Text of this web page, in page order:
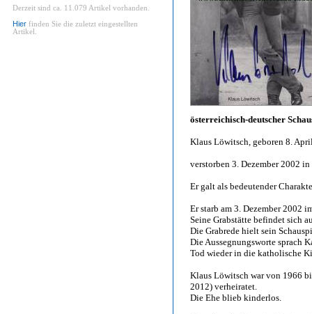
Derzeit sind ca. 11.079 Artikel vorhanden.
Hier finden Sie die zuletzt eingestellten
Artikel.
österreichisch-deutscher
Klaus Löwitsch, geboren 8.
verstorben 3. Dezember 2002
Er galt als bedeutender
Er starb am 3. Dezember 2002
Seine Grabstätte befindet sich
Die Grabrede hielt sein
Die Aussegnungsworte sprach
Tod wieder in die katholische
Klaus Löwitsch war von 1966
2012) verheiratet.
Die Ehe blieb kinderlos.